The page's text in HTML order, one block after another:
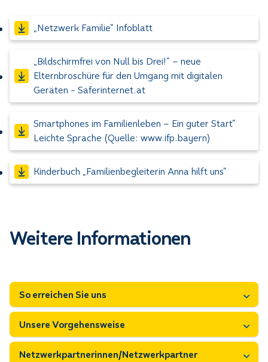
„Netzwerk Familie“ Infoblatt
„Bildschirmfrei von Null bis Drei!“ – neue
Elternbroschüre für den Umgang mit digitalen
Geräten - Saferinternet.at
Smartphones im Familienleben – Ein guter Start“
Leichte Sprache (Quelle: www.ifp.bayern)
Kinderbuch „Familienbegleiterin Anna hilft uns“
Weitere Informationen
So erreichen Sie uns
Unsere Vorgehensweise
Netzwerkpartnerinnen/Netzwerkpartner